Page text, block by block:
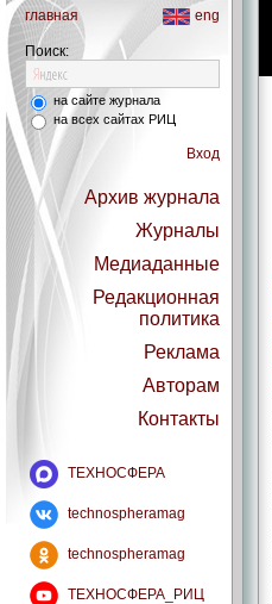
главная eng
Поиск:
на сайте журнала
на всех сайтах РИЦ
Вход
Архив журнала
Журналы
Медиаданные
Редакционная
политика
Реклама
Авторам
Контакты
ТЕХНОСФЕРА
technospheramag
technospheramag
ТЕХНОСФЕРА_РИЦ